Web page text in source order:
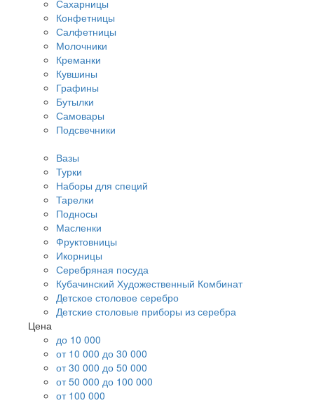
Сахарницы
Конфетницы
Салфетницы
Молочники
Креманки
Кувшины
Графины
Бутылки
Самовары
Подсвечники
Вазы
Турки
Наборы для специй
Тарелки
Подносы
Масленки
Фруктовницы
Икорницы
Серебряная посуда
Кубачинский Художественный Комбинат
Детское столовое серебро
Детские столовые приборы из серебра
Цена
до 10 000
от 10 000 до 30 000
от 30 000 до 50 000
от 50 000 до 100 000
от 100 000